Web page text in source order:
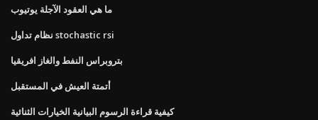
ما هي العقود الآجلة يوتيوب
نظام تداول stochastic rsi
بتروبراس النفط والغاز افريقيا
أتمتة العيش في المستقبل
كيفية قراءة الرسوم البيانية الخيارات الثنائية